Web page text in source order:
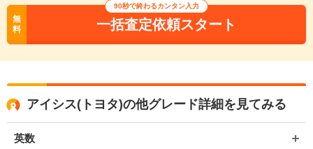
無
料
90秒で終わるカンタン入力
一括査定依頼スタート
アイシス(トヨタ)の他グレード詳細を見てみる
英数